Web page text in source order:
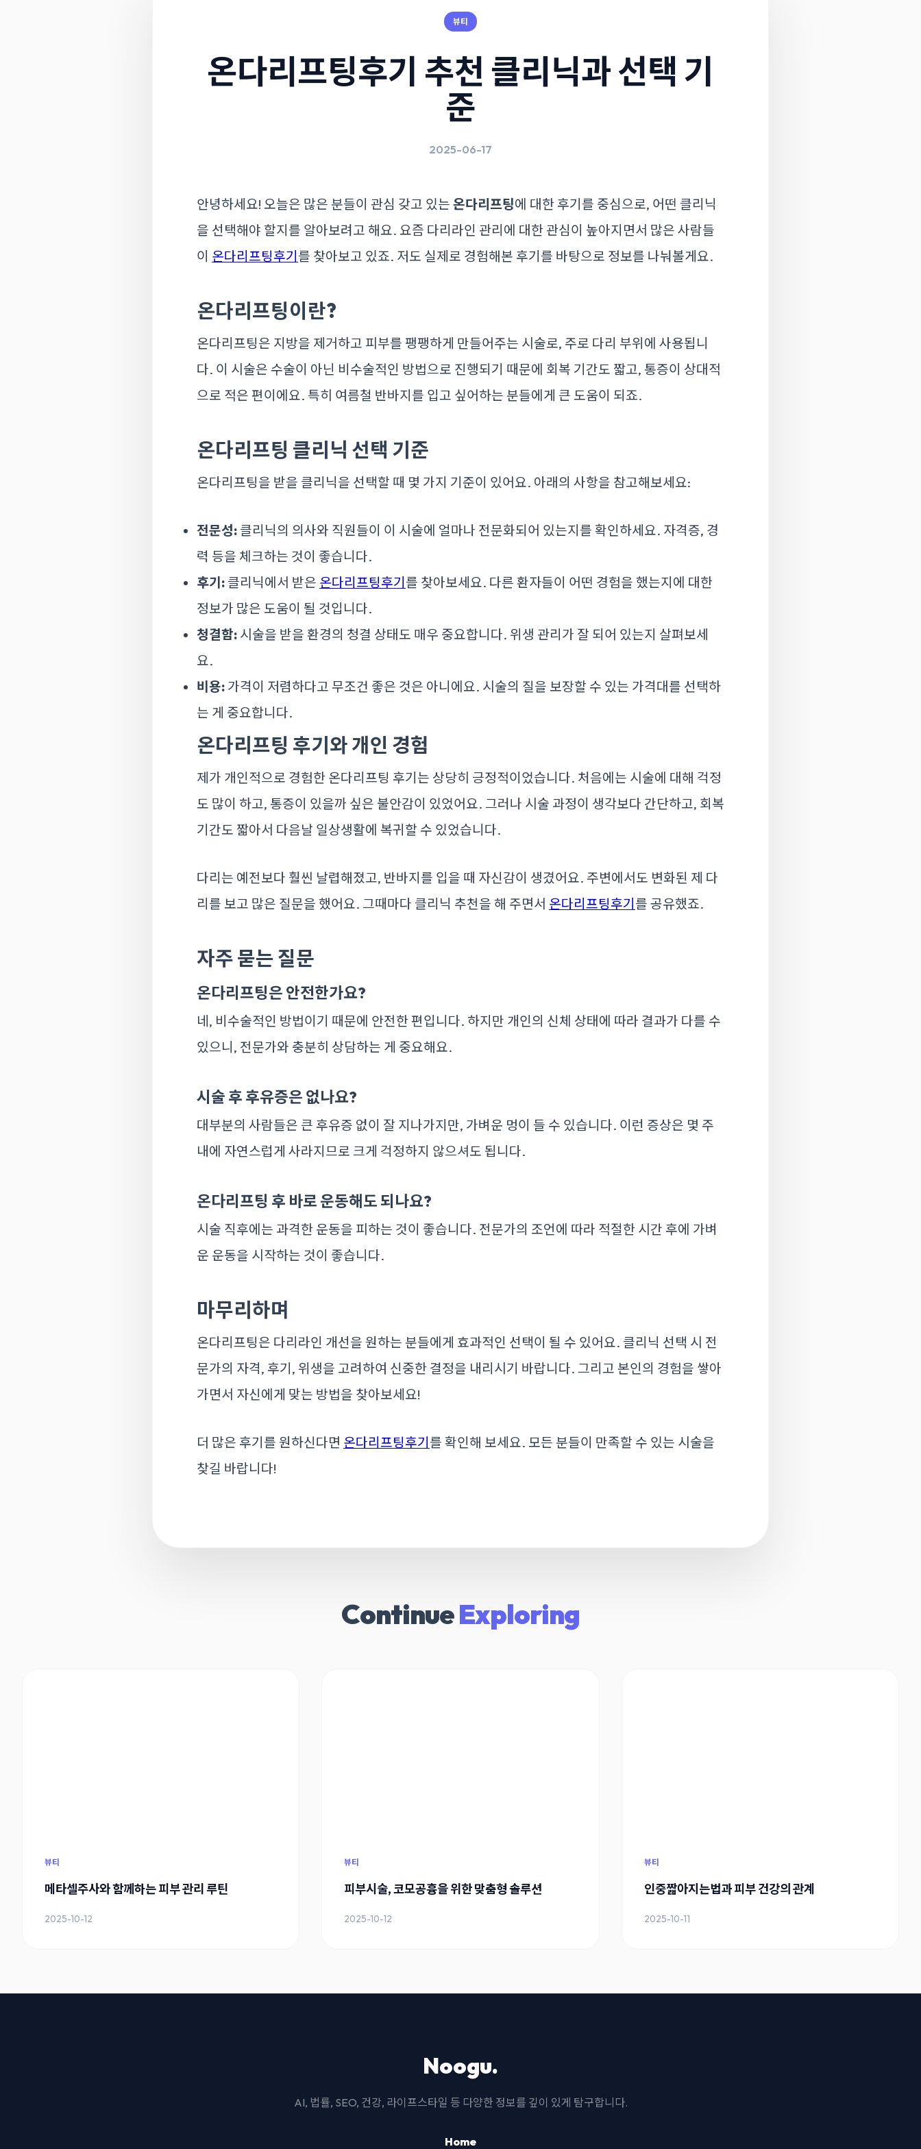
뷰티
온다리프팅후기 추천 클리닉과 선택 기
준
2025-06-17
안녕하세요! 오늘은 많은 분들이 관심 갖고 있는 온다리프팅에 대한 후기를 중심으로, 어떤 클리닉
을 선택해야 할지를 알아보려고 해요. 요즘 다리라인 관리에 대한 관심이 높아지면서 많은 사람들
이 온다리프팅후기 를 찾아보고 있죠. 저도 실제로 경험해본 후기를 바탕으로 정보를 나눠볼게요.
온다리프팅이란?
온다리프팅은 지방을 제거하고 피부를 팽팽하게 만들어주는 시술로, 주로 다리 부위에 사용됩니
다. 이 시술은 수술이 아닌 비수술적인 방법으로 진행되기 때문에 회복 기간도 짧고, 통증이 상대적
으로 적은 편이에요. 특히 여름철 반바지를 입고 싶어하는 분들에게 큰 도움이 되죠.
온다리프팅 클리닉 선택 기준
온다리프팅을 받을 클리닉을 선택할 때 몇 가지 기준이 있어요. 아래의 사항을 참고해보세요:
전문성: 클리닉의 의사와 직원들이 이 시술에 얼마나 전문화되어 있는지를 확인하세요. 자격증, 경
력 등을 체크하는 것이 좋습니다.
후기: 클리닉에서 받은 온다리프팅후기 를 찾아보세요. 다른 환자들이 어떤 경험을 했는지에 대한
정보가 많은 도움이 될 것입니다.
청결함: 시술을 받을 환경의 청결 상태도 매우 중요합니다. 위생 관리가 잘 되어 있는지 살펴보세
요.
비용: 가격이 저렴하다고 무조건 좋은 것은 아니에요. 시술의 질을 보장할 수 있는 가격대를 선택하
는 게 중요합니다.
온다리프팅 후기와 개인 경험
제가 개인적으로 경험한 온다리프팅 후기는 상당히 긍정적이었습니다. 처음에는 시술에 대해 걱정
도 많이 하고, 통증이 있을까 싶은 불안감이 있었어요. 그러나 시술 과정이 생각보다 간단하고, 회복
기간도 짧아서 다음날 일상생활에 복귀할 수 있었습니다.
다리는 예전보다 훨씬 날렵해졌고, 반바지를 입을 때 자신감이 생겼어요. 주변에서도 변화된 제 다
리를 보고 많은 질문을 했어요. 그때마다 클리닉 추천을 해 주면서 온다리프팅후기 를 공유했죠.
자주 묻는 질문
온다리프팅은 안전한가요?
네, 비수술적인 방법이기 때문에 안전한 편입니다. 하지만 개인의 신체 상태에 따라 결과가 다를 수
있으니, 전문가와 충분히 상담하는 게 중요해요.
시술 후 후유증은 없나요?
대부분의 사람들은 큰 후유증 없이 잘 지나가지만, 가벼운 멍이 들 수 있습니다. 이런 증상은 몇 주
내에 자연스럽게 사라지므로 크게 걱정하지 않으셔도 됩니다.
온다리프팅 후 바로 운동해도 되나요?
시술 직후에는 과격한 운동을 피하는 것이 좋습니다. 전문가의 조언에 따라 적절한 시간 후에 가벼
운 운동을 시작하는 것이 좋습니다.
마무리하며
온다리프팅은 다리라인 개선을 원하는 분들에게 효과적인 선택이 될 수 있어요. 클리닉 선택 시 전
문가의 자격, 후기, 위생을 고려하여 신중한 결정을 내리시기 바랍니다. 그리고 본인의 경험을 쌓아
가면서 자신에게 맞는 방법을 찾아보세요!
더 많은 후기를 원하신다면 온다리프팅후기 를 확인해 보세요. 모든 분들이 만족할 수 있는 시술을
찾길 바랍니다!
ContinueExploring
뷰티
메타셀주사와 함께하는 피부 관리 루틴
2025-10-12
뷰티
피부시술, 코모공흉을 위한 맞춤형 솔루션
2025-10-12
뷰티
인중짧아지는법과 피부 건강의 관계
2025-10-11
Noogu.
AI, 법률, SEO, 건강, 라이프스타일 등 다양한 정보를 깊이 있게 탐구합니다.
Home